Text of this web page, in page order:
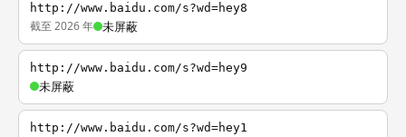
http://www.baidu.com/s?wd=hey8
截至 2026 年 未屏蔽
http://www.baidu.com/s?wd=hey9
未屏蔽
http://www.baidu.com/s?wd=hey1